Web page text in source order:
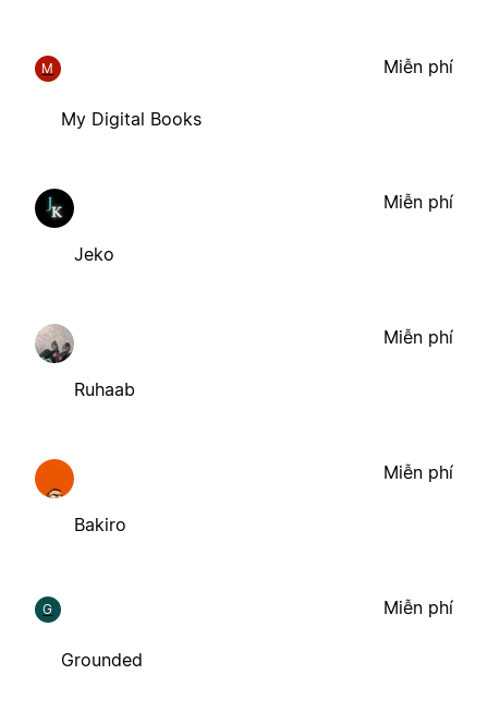
M
My Digital Books
Miễn phí
Jeko
Miễn phí
Ruhaab
Miễn phí
Bakiro
Miễn phí
G
Grounded
Miễn phí